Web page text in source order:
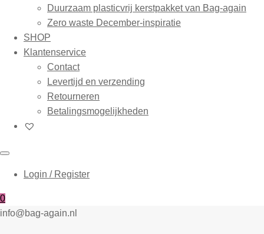
Duurzaam plasticvrij kerstpakket van Bag-again
Zero waste December-inspiratie
SHOP
Klantenservice
Contact
Levertijd en verzending
Retourneren
Betalingsmogelijkheden
Login / Register
0
info@bag-again.nl